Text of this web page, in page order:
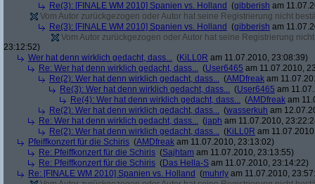
Re(3): [FINALE WM 2010] Spanien vs. Holland (gibberish am
Vom Autor zurückgezogen oder Autor hat seine Registrierung nicht
Re(3): [FINALE WM 2010] Spanien vs. Holland (gibberish am
Vom Autor zurückgezogen oder Autor hat seine Registrierung
23:12:52)
Wer hat denn wirklich gedacht, dass... (KiLL0R am 11.07.2010, 23:08:39)
Re: Wer hat denn wirklich gedacht, dass... (User6465 am 11.07.2010,
Re(2): Wer hat denn wirklich gedacht, dass... (AMDfreak am
Re(3): Wer hat denn wirklich gedacht, dass... (User6465 am
Re(4): Wer hat denn wirklich gedacht, dass... (AMDfreak am
Re(2): Wer hat denn wirklich gedacht, dass... (wasserkuh am
Re: Wer hat denn wirklich gedacht, dass... (japh am 11.07.2010,
Re(2): Wer hat denn wirklich gedacht, dass... (KiLL0R am
Pfeiffkonzert für die Schiris (AMDfreak am 11.07.2010, 23:13:02)
Re: Pfeiffkonzert für die Schiris (Sajhtam am 11.07.2010, 23:13:55)
Re: Pfeiffkonzert für die Schiris (Das Hella-S am 11.07.2010, 23:14:22)
Re: [FINALE WM 2010] Spanien vs. Holland (muhrly am 11.07.2010,